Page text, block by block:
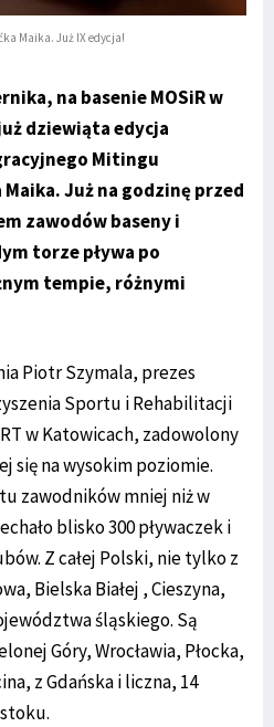
Maika. Już IX edycja!
na basenie MOSiR w
dziewiąta edycja
Mitingu
Maika. Już na godzinę przed
zawodów baseny i
torze pływa po
tempie, różnymi
Piotr Szymala, prezes
Sportu i Rehabilitacji
w Katowicach, zadowolony
się na wysokim poziomie.
zawodników mniej niż w
blisko 300 pływaczek i
Z całej Polski, nie tylko z
Bielska Białej , Cieszyna,
śląskiego. Są
Góry, Wrocławia, Płocka,
z Gdańska i liczna, 14